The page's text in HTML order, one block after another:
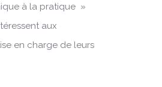
à la pratique »
aux
en charge de leurs